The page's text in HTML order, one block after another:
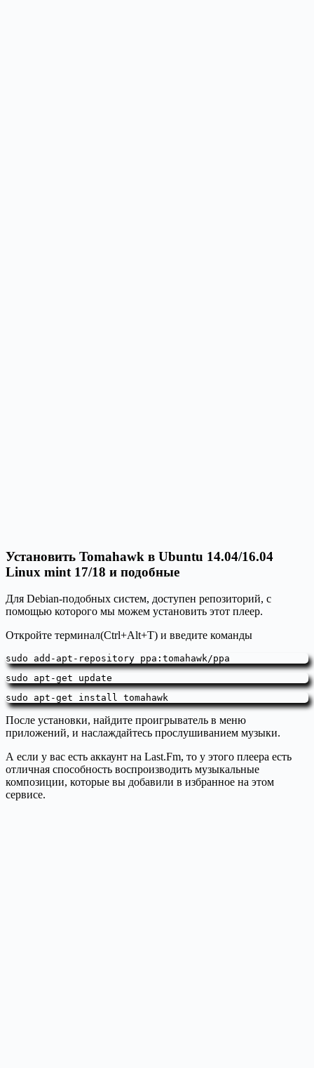
Установить Tomahawk в Ubuntu 14.04/16.04
Linux mint 17/18 и подобные
Для Debian-подобных систем, доступен репозиторий, с
помощью которого мы можем установить этот плеер.
Откройте терминал(Ctrl+Alt+T) и введите команды
sudo add-apt-repository ppa:tomahawk/ppa
sudo apt-get update
sudo apt-get install tomahawk
После установки, найдите проигрыватель в меню
приложений, и наслаждайтесь прослушиванием музыки.
А если у вас есть аккаунт на Last.Fm, то у этого плеера есть
отличная способность воспроизводить музыкальные
композиции, которые вы добавили в избранное на этом
сервисе.